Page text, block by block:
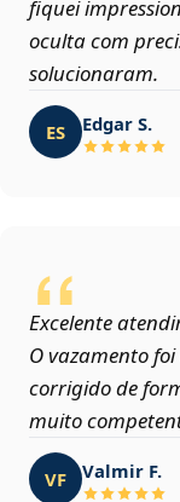
fiquei
oculta com
solucionaram.
ES Edgar S.
Excelente
O vazamento
corrigido de
muito
VF Valmir F.